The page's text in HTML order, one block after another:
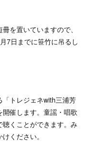
を置いていますので、
7日までに笹竹に吊るし
トレジェネwith三浦芳
催します。童謡・唱歌
くことができます。み
ください。